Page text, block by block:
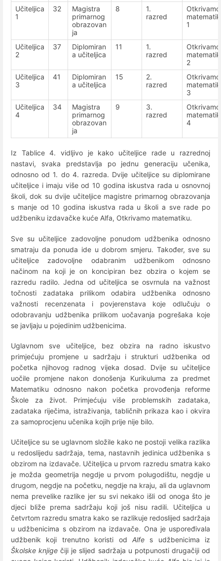
Učiteljica
1
32
Magistra
primarnog
obrazovan
ja
8
1.
razred
Otkrivamo
1
Učiteljica
2
37
Diplomiran
a učiteljica
11
1.
razred
Otkrivamo
2
Učiteljica
3
41
Diplomiran
a učiteljica
15
2.
razred
Otkrivamo
3
Učiteljica
4
34
Magistra
primarnog
obrazovan
ja
9
3.
razred
Otkrivamo
4
Iz Tablice 4. vidljivo je kako učiteljice rade u razrednoj
nastavi, svaka predstavlja po jednu generaciju učenika,
odnosno od 1. do 4. razreda. Dvije učiteljice su diplomirane
učiteljice i imaju više od 10 godina iskustva rada u osnovnoj
školi, dok su dvije učiteljice magistre primarnog obrazovanja
s manje od 10 godina iskustva rada u školi a sve rade po
udžbeniku izdavačke kuće Alfa, Otkrivamo matematiku.
Sve su učiteljice zadovoljne ponudom udžbenika odnosno
smatraju da ponuda ide u dobrom smjeru. Također, sve su
učiteljice zadovoljne odabranim udžbenikom odnosno
načinom na koji je on koncipiran bez obzira o kojem se
razredu radilo. Jedna od učiteljica se osvrnula na važnost
točnosti zadataka prilikom odabira udžbenika odnosno
važnosti recenzenata i povjerenstava koje odlučuju o
odobravanju udžbenika prilikom uočavanja pogrešaka koje
se javljaju u pojedinim udžbenicima.
Uglavnom sve učiteljice, bez obzira na radno iskustvo
primjećuju promjene u sadržaju i strukturi udžbenika od
početka njihovog radnog vijeka dosad. Dvije su učiteljice
uočile promjene nakon donošenja Kurikuluma za predmet
Matematiku odnosno nakon početka provođenja reforme
Škole za život. Primjećuju više problemskih zadataka,
zadataka riječima, istraživanja, tabličnih prikaza kao i okvira
za samoprocjenu učenika kojih prije nije bilo.
Učiteljice su se uglavnom složile kako ne postoji velika razlika
u redoslijedu sadržaja, tema, nastavnih jedinica udžbenika s
obzirom na izdavače. Učiteljica u prvom razredu smatra kako
je možda geometrija negdje u prvom polugodištu, negdje u
drugom, negdje na početku, negdje na kraju, ali da uglavnom
nema prevelike razlike jer su svi nekako išli od onoga što je
djeci bliže prema sadržaju koji još nisu radili. Učiteljica u
četvrtom razredu smatra kako se razlikuje redoslijed sadržaja
u udžbenicima s obzirom na izdavače. Ona je uspoređivala
udžbenik koji trenutno koristi od Alfes udžbenicima iz
Školske knjige čiji je slijed sadržaja u potpunosti drugačiji od